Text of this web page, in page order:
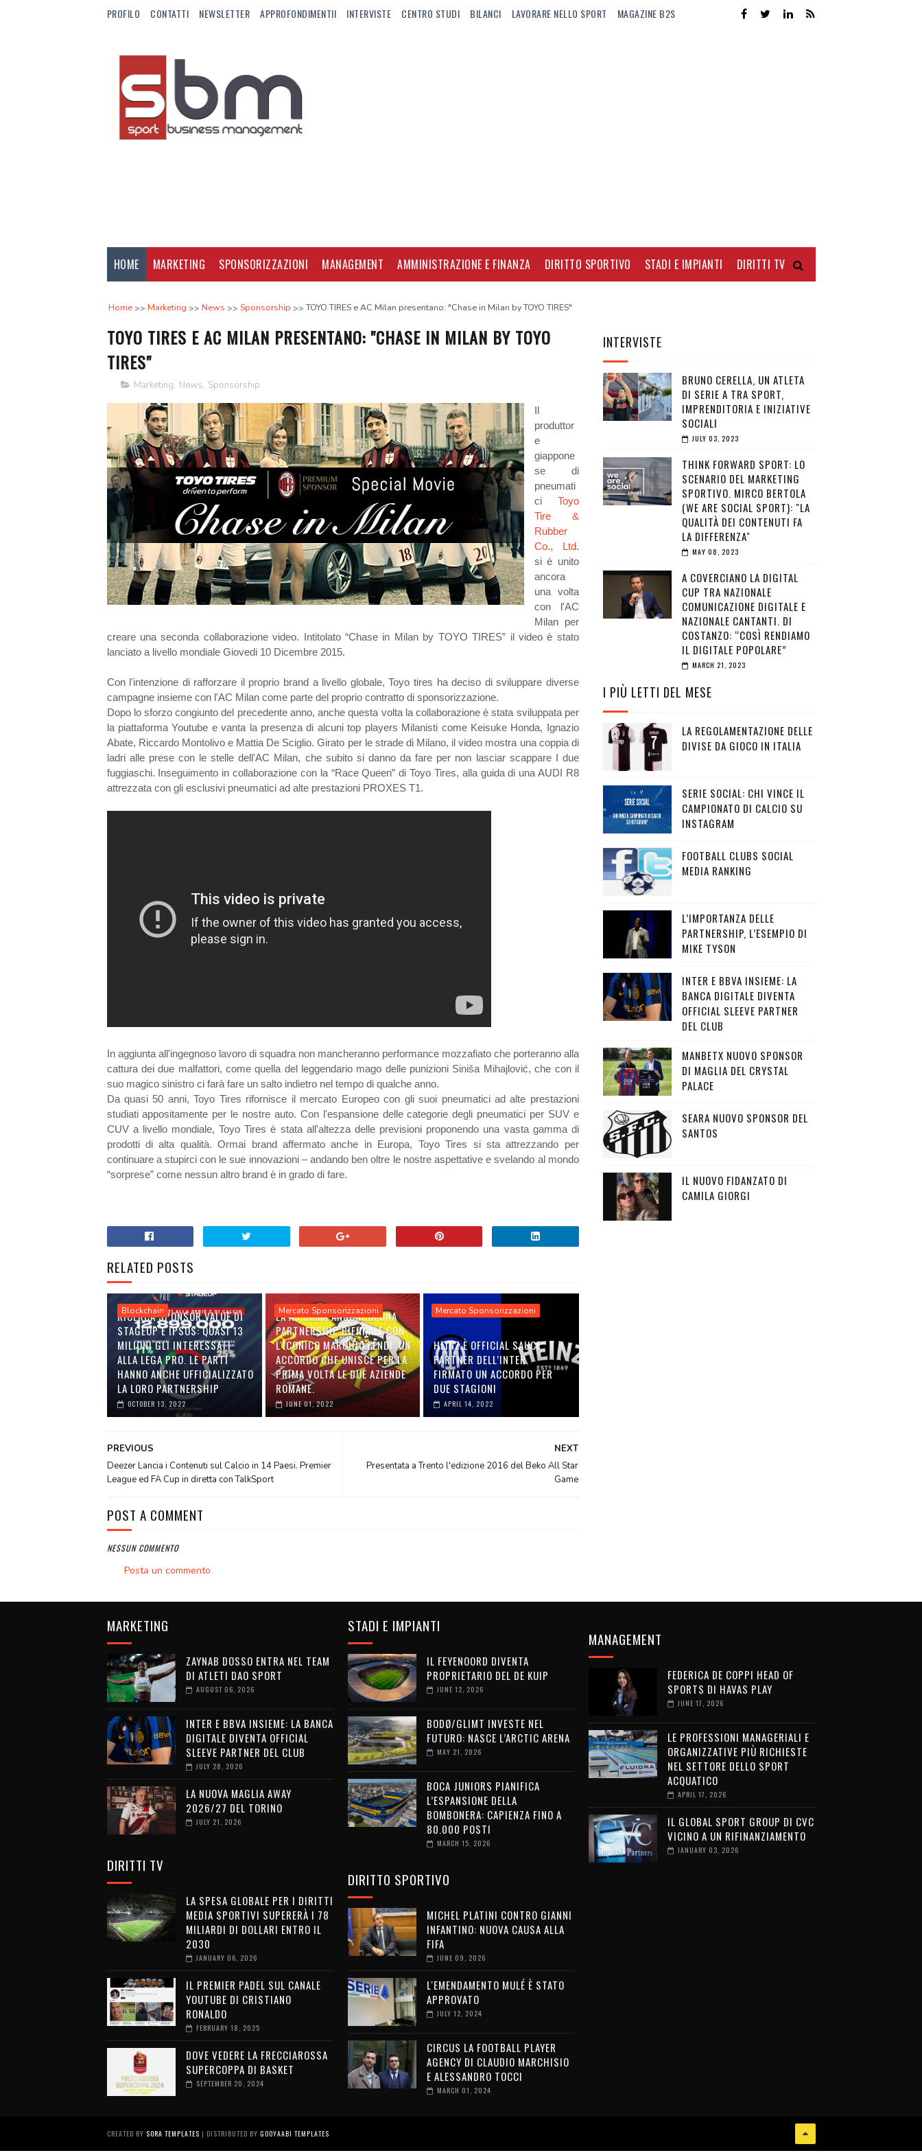
PROFILO CONTATTI NEWSLETTER APPROFONDIMENTII INTERVISTE CENTRO STUDI BILANCI LAVORARE NELLO SPORT MAGAZINE B2S
HOME MARKETING SPONSORIZZAZIONI MANAGEMENT AMMINISTRAZIONE E FINANZA DIRITTO SPORTIVO STADI E IMPIANTI DIRITTI TV
Home Marketing News Sponsorship TOYO TIRES e AC Milan presentano: "Chase in Milan by TOYO TIRES"
TOYO TIRES E AC MILAN PRESENTANO: "CHASE IN MILAN BY TOYO
TIRES"
Marketing, News, Sponsorship
Il
produttor
e
giappone
se di
pneumati
ci Toyo
Tire &
Rubber
Co., Ltd.
si è unito
ancora
una volta
con l'AC
Milan per
creare una seconda collaborazione video. Intitolato “Chase in Milan by TOYO TIRES” il video è stato
lanciato a livello mondiale Giovedi 10 Dicembre 2015.
Con l'intenzione di rafforzare il proprio brand a livello globale, Toyo tires ha deciso di sviluppare diverse
campagne insieme con l'AC Milan come parte del proprio contratto di sponsorizzazione.
Dopo lo sforzo congiunto del precedente anno, anche questa volta la collaborazione è stata sviluppata per
la piattaforma Youtube e vanta la presenza di alcuni top players Milanisti come Keisuke Honda, Ignazio
Abate, Riccardo Montolivo e Mattia De Sciglio. Girato per le strade di Milano, il video mostra una coppia di
ladri alle prese con le stelle dell'AC Milan, che subito si danno da fare per non lasciar scappare I due
fuggiaschi. Inseguimento in collaborazione con la “Race Queen” di Toyo Tires, alla guida di una AUDI R8
attrezzata con gli esclusivi pneumatici ad alte prestazioni PROXES T1.
In aggiunta all'ingegnoso lavoro di squadra non mancheranno performance mozzafiato che porteranno alla
cattura dei due malfattori, come quella del leggendario mago delle punizioni Siniša Mihajlović, che con il
suo magico sinistro ci farà fare un salto indietro nel tempo di qualche anno.
Da quasi 50 anni, Toyo Tires rifornisce il mercato Europeo con gli suoi pneumatici ad alte prestazioni
studiati appositamente per le nostre auto. Con l'espansione delle categorie degli pneumatici per SUV e
CUV a livello mondiale, Toyo Tires è stata all'altezza delle previsioni proponendo una vasta gamma di
prodotti di alta qualità. Ormai brand affermato anche in Europa, Toyo Tires si sta attrezzando per
continuare a stupirci con le sue innovazioni – andando ben oltre le nostre aspettative e svelando al mondo
“sorprese” come nessun altro brand è in grado di fare.
RELATED POSTS
Blockchain
RICERCA SPONSOR VALUE DI
STAGEUP E IPSOS: QUASI 13
MILIONI GLI INTERESSATI
ALLA LEGA PRO. LE PARTI
HANNO ANCHE UFFICIALIZZATO
LA LORO PARTNERSHIP
OCTOBER 13, 2022
Mercato Sponsorizzazioni
LA AS ROMA ANNUNCIA UNA
PARTNERSHIP BIENNALE CON
L'ICONICO MARCHIO FENDI: UN
ACCORDO CHE UNISCE PER LA
PRIMA VOLTA LE DUE AZIENDE
ROMANE.
JUNE 01, 2022
Mercato Sponsorizzazioni
HEINZ È OFFICIAL SAUCE
PARTNER DELL’INTER.
FIRMATO UN ACCORDO PER
DUE STAGIONI
APRIL 14, 2022
NEXT
Presentata a Trento l'edizione 2016 del Beko All Star
Game
PREVIOUS
Deezer Lancia i Contenuti sul Calcio in 14 Paesi. Premier
League ed FA Cup in diretta con TalkSport
POST A COMMENT
NESSUN COMMENTO
Posta un commento
INTERVISTE
BRUNO CERELLA, UN ATLETA
DI SERIE A TRA SPORT,
IMPRENDITORIA E INIZIATIVE
SOCIALI
JULY 03, 2023
THINK FORWARD SPORT: LO
SCENARIO DEL MARKETING
SPORTIVO. MIRCO BERTOLA
(WE ARE SOCIAL SPORT): "LA
QUALITÀ DEI CONTENUTI FA
LA DIFFERENZA"
MAY 08, 2023
A COVERCIANO LA DIGITAL
CUP TRA NAZIONALE
COMUNICAZIONE DIGITALE E
NAZIONALE CANTANTI. DI
COSTANZO: “COSÌ RENDIAMO
IL DIGITALE POPOLARE”
MARCH 21, 2023
I PIÙ LETTI DEL MESE
LA REGOLAMENTAZIONE DELLE
DIVISE DA GIOCO IN ITALIA
SERIE SOCIAL: CHI VINCE IL
CAMPIONATO DI CALCIO SU
INSTAGRAM
FOOTBALL CLUBS SOCIAL
MEDIA RANKING
L’IMPORTANZA DELLE
PARTNERSHIP, L’ESEMPIO DI
MIKE TYSON
INTER E BBVA INSIEME: LA
BANCA DIGITALE DIVENTA
OFFICIAL SLEEVE PARTNER
DEL CLUB
MANBETX NUOVO SPONSOR
DI MAGLIA DEL CRYSTAL
PALACE
SEARA NUOVO SPONSOR DEL
SANTOS
IL NUOVO FIDANZATO DI
CAMILA GIORGI
MARKETING
ZAYNAB DOSSO ENTRA NEL TEAM
DI ATLETI DAO SPORT
AUGUST 06, 2026
INTER E BBVA INSIEME: LA BANCA
DIGITALE DIVENTA OFFICIAL
SLEEVE PARTNER DEL CLUB
JULY 28, 2026
LA NUOVA MAGLIA AWAY
2026/27 DEL TORINO
JULY 21, 2026
DIRITTI TV
LA SPESA GLOBALE PER I DIRITTI
MEDIA SPORTIVI SUPERERÀ I 78
MILIARDI DI DOLLARI ENTRO IL
2030
JANUARY 06, 2026
IL PREMIER PADEL SUL CANALE
YOUTUBE DI CRISTIANO
RONALDO
FEBRUARY 18, 2025
DOVE VEDERE LA FRECCIAROSSA
SUPERCOPPA DI BASKET
SEPTEMBER 20, 2024
STADI E IMPIANTI
IL FEYENOORD DIVENTA
PROPRIETARIO DEL DE KUIP
JUNE 12, 2026
BODØ/GLIMT INVESTE NEL
FUTURO: NASCE L’ARCTIC ARENA
MAY 21, 2026
BOCA JUNIORS PIANIFICA
L’ESPANSIONE DELLA
BOMBONERA: CAPIENZA FINO A
80.000 POSTI
MARCH 15, 2026
DIRITTO SPORTIVO
MICHEL PLATINI CONTRO GIANNI
INFANTINO: NUOVA CAUSA ALLA
FIFA
JUNE 09, 2026
L'EMENDAMENTO MULÉ È STATO
APPROVATO
JULY 12, 2024
CIRCUS LA FOOTBALL PLAYER
AGENCY DI CLAUDIO MARCHISIO
E ALESSANDRO TOCCI
MARCH 01, 2024
MANAGEMENT
FEDERICA DE COPPI HEAD OF
SPORTS DI HAVAS PLAY
JUNE 17, 2026
LE PROFESSIONI MANAGERIALI E
ORGANIZZATIVE PIÙ RICHIESTE
NEL SETTORE DELLO SPORT
ACQUATICO
APRIL 17, 2026
IL GLOBAL SPORT GROUP DI CVC
VICINO A UN RIFINANZIAMENTO
JANUARY 03, 2026
CREATED BY SORA TEMPLATES | DISTRIBUTED BY GOOYAABI TEMPLATES